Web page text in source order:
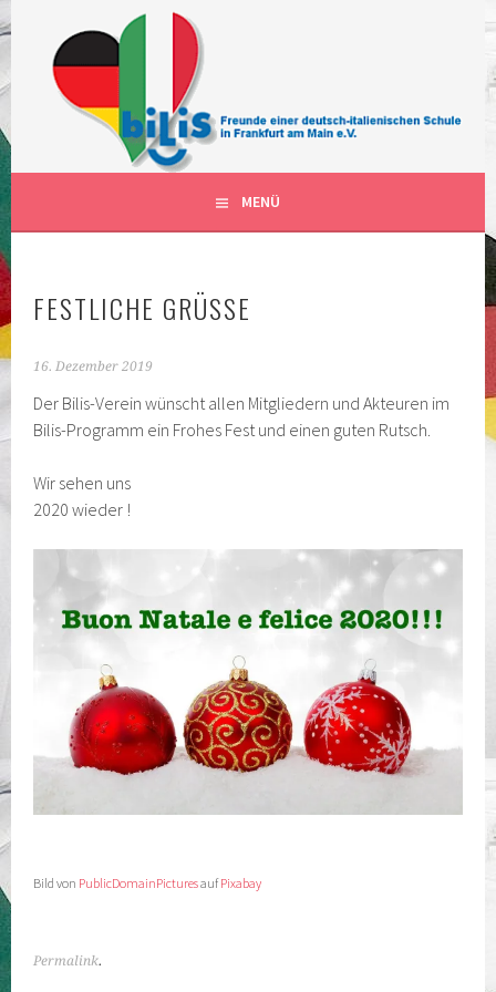
zum
BILIS FRANKFURT AM MAIN
DEUTSCH-ITALIENISCHE
KLASSEN
FÖRDERVEREIN DER DEUTSCH-ITALIENISCHEN
SCHULKLASSEN IN FRANKFURT AM MAIN DEUTSCHLAND
MENÜ
FESTLICHE GRÜSSE
16. Dezember 2019
Der Bilis-Verein wünscht allen Mitgliedern und Akteuren im
Bilis-Programm ein Frohes Fest und einen guten Rutsch.
Wir sehen uns
2020 wieder !
Bild von PublicDomainPicturesaufPixabay
Permalink.